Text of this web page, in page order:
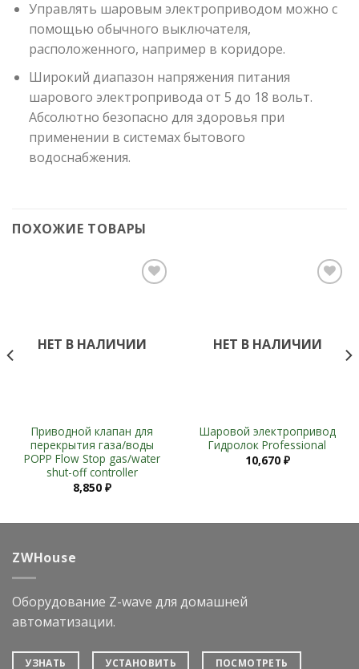
Управлять шаровым электроприводом можно с
помощью обычного выключателя,
расположенного, например в коридоре.
Широкий диапазон напряжения питания
шарового электропривода от 5 до 18 вольт.
Абсолютно безопасно для здоровья при
применении в системах бытового
водоснабжения.
ПОХОЖИЕ ТОВАРЫ
НЕТ В НАЛИЧИИ
Приводной клапан для
перекрытия газа/воды
POPP Flow Stop gas/water
shut-off controller
8,850 ₽
НЕТ В НАЛИЧИИ
Шаровой электропривод
Гидролок Professional
10,670 ₽
ZWHouse
Оборудование Z-wave для домашней
автоматизации.
УЗНАТЬ УСТАНОВИТЬ ПОСМОТРЕТЬ